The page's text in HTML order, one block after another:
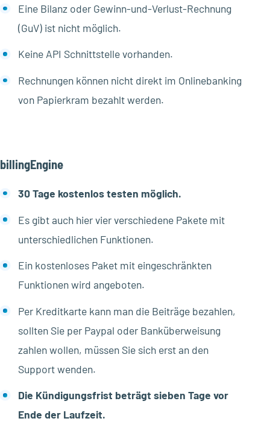
Eine Bilanz oder Gewinn-und-Verlust-Rechnung
(GuV) ist nicht möglich.
Keine API Schnittstelle vorhanden.
Rechnungen können nicht direkt im Onlinebanking
von Papierkram bezahlt werden.
billingEngine
30 Tage kostenlos testen möglich.
Es gibt auch hier vier verschiedene Pakete mit
unterschiedlichen Funktionen.
Ein kostenloses Paket mit eingeschränkten
Funktionen wird angeboten.
Per Kreditkarte kann man die Beiträge bezahlen,
sollten Sie per Paypal oder Banküberweisung
zahlen wollen, müssen Sie sich erst an den
Support wenden.
Die Kündigungsfrist beträgt sieben Tage vor
Ende der Laufzeit.